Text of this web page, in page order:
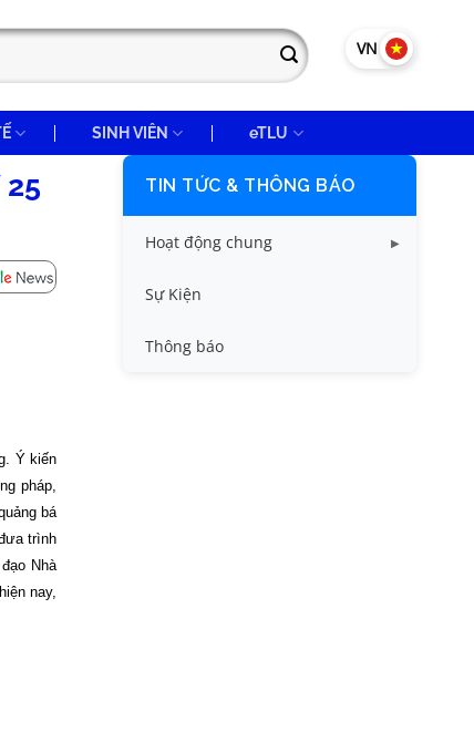
VN EN
SINH VIÊN eTLU
Ý kiến
pháp,
bá
trình
Nhà
nay,
TIN TỨC & THÔNG BÁO
Hoạt động chung
Tin công tác sinh viên
Tin đào tạo
Sự Kiện
Thông báo